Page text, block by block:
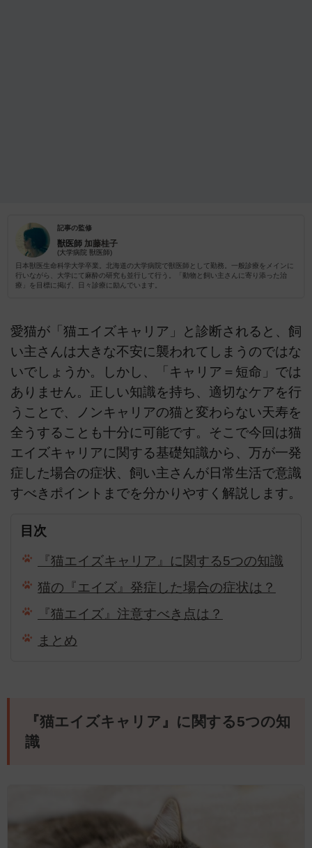
記事の監修
獣医師 加藤桂子
(大学病院 獣医師)
日本獣医生命科学大学卒業。北海道の大学病院で獣医師として勤務。一般診療をメインに
行いながら、大学にて麻酔の研究も並行して行う。「動物と飼い主さんに寄り添った治
療」を目標に掲げ、日々診療に励んでいます。
愛猫が「猫エイズキャリア」と診断されると、飼
い主さんは大きな不安に襲われてしまうのではな
いでしょうか。しかし、「キャリア＝短命」では
ありません。正しい知識を持ち、適切なケアを行
うことで、ノンキャリアの猫と変わらない天寿を
全うすることも十分に可能です。そこで今回は猫
エイズキャリアに関する基礎知識から、万が一発
症した場合の症状、飼い主さんが日常生活で意識
すべきポイントまでを分かりやすく解説します。
目次
『猫エイズキャリア』に関する5つの知識
猫の『エイズ』発症した場合の症状は？
『猫エイズ』注意すべき点は？
まとめ
『猫エイズキャリア』に関する5つの知
識